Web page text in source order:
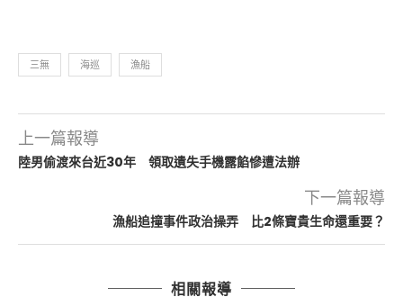
三無 海巡 漁船
上一篇報導
陸男偷渡來台近30年 領取遺失手機露餡慘遭法辦
下一篇報導
漁船追撞事件政治操弄 比2條寶貴生命還重要？
相關報導